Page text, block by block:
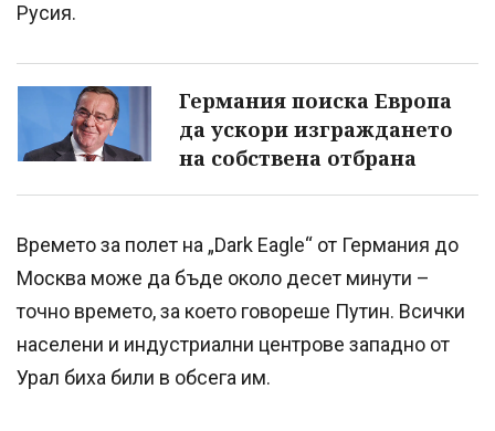
Русия.
Германия поиска Европа
да ускори изграждането
на собствена отбрана
Времето за полет на „Dark Eagle“ от Германия до
Москва може да бъде около десет минути –
точно времето, за което говореше Путин. Всички
населени и индустриални центрове западно от
Урал биха били в обсега им.